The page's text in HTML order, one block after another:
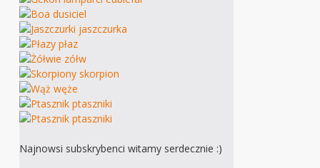
Najnowsi subskrybenci witamy serdecznie :)